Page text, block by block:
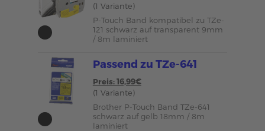
(1 Variante)
P-Touch Band kompatibel zu TZe-
121 schwarz auf transparent 9mm
/ 8m laminiert
Passend zu TZe-641
Preis: 16,99€
(1 Variante)
Brother P-Touch Band TZe-641
schwarz auf gelb 18mm / 8m
laminiert